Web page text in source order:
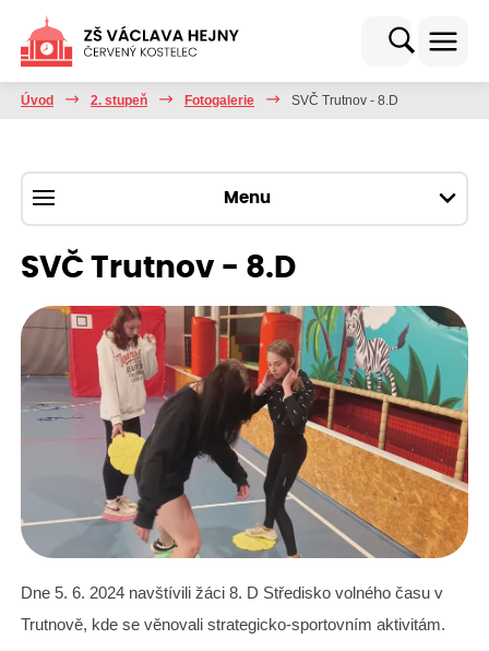
Úvod 2. stupeň Fotogalerie SVČ Trutnov - 8.D
Menu
SVČ Trutnov - 8.D
Dne 5. 6. 2024 navštívili žáci 8. D Středisko volného času v
Trutnově, kde se věnovali strategicko-sportovním aktivitám.